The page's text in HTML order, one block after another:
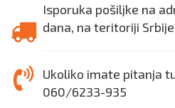
Isporuka pošiljke na
dana, na teritoriji
Ukoliko imate pitanja
060/6233-935